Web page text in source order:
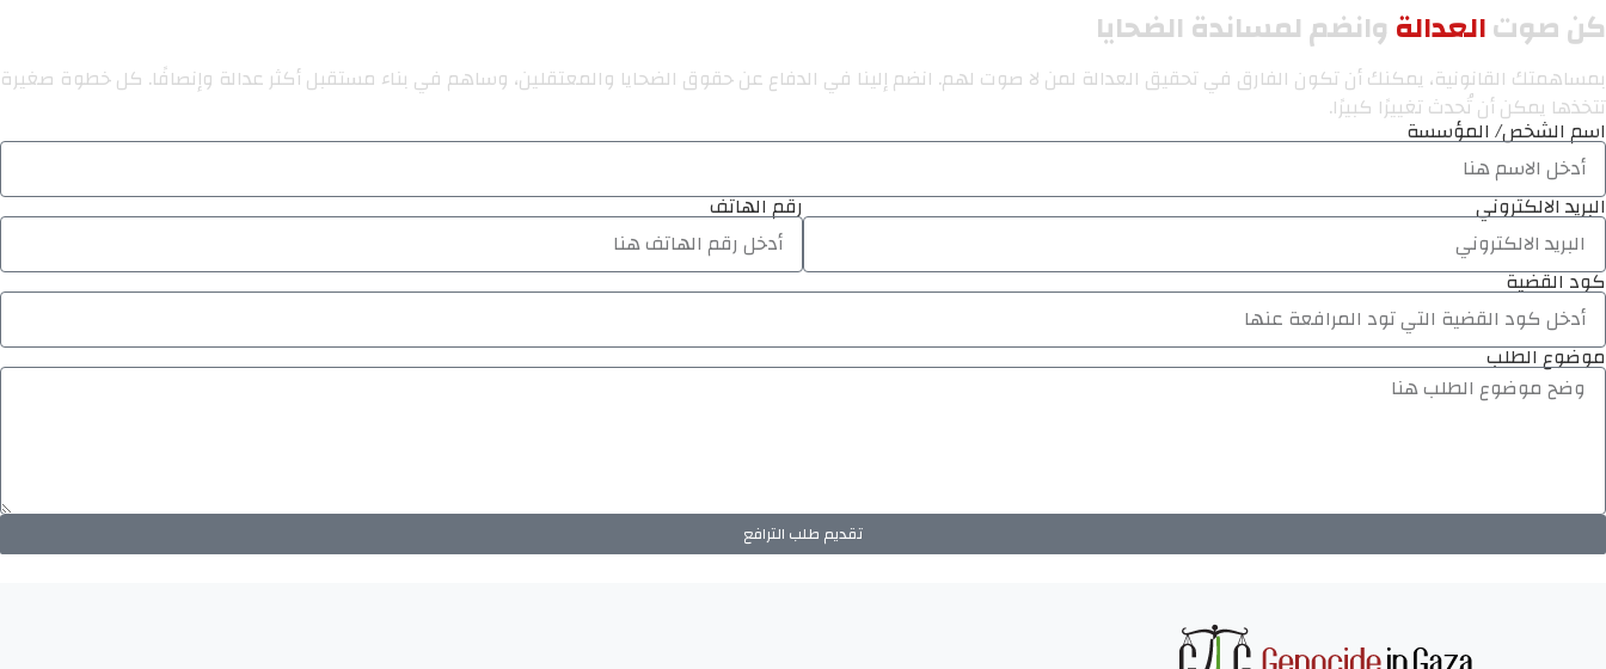
كن صوتالعدالة وانضم لمساندة الضحايا
بمساهمتك القانونية، يمكنك أن تكون الفارق في تحقيق العدالة لمن لا صوت لهم. انضم إلينا في الدفاع عن حقوق الضحايا والمعتقلين، وساهم في بناء مستقبل أكثر عدالة وإنصافًا. كل خطوة صغيرة
تتخذها يمكن أن تُحدث تغييرًا كبيرًا.
اسم الشخص/ المؤسسة
البريد الالكتروني رقم الهاتف
كود القضية
موضوع الطلب
تقديم طلب الترافع